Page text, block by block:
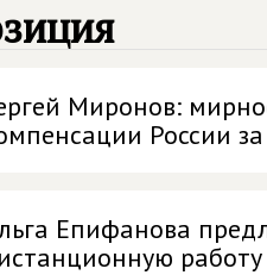
Миронов:
России
Епифанова
работу